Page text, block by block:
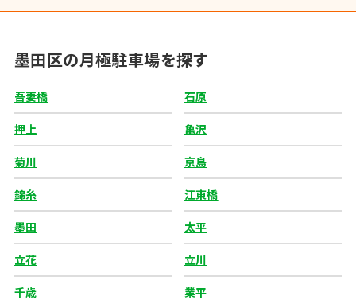
墨田区の月極駐車場を探す
吾妻橋 石原
押上 亀沢
菊川 京島
錦糸 江東橋
墨田 太平
立花 立川
千歳 業平